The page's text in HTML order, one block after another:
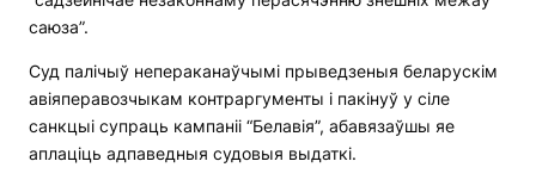
саюза”.
Суд палічыў непераканаўчымі прыведзеныя беларускім
авіяперавозчыкам контраргументы і пакінуў у сіле
санкцыі супраць кампаніі “Белавія”, абавязаўшы яе
аплаціць адпаведныя судовыя выдаткі.